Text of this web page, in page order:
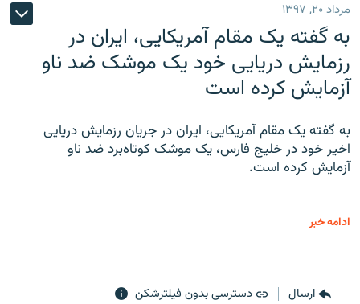
مرداد ۲۰, ۱۳۹۷
به گفته یک مقام آمریکایی، ایران در
رزمایش دریایی خود یک موشک ضد ناو
آزمایش کرده است
به گفته یک مقام آمریکایی، ایران در جریان رزمایش دریایی
اخیر خود در خلیج فارس، یک موشک کوتاه‌برد ضد ناو
آزمایش کرده است.
ادامه خبر
ارسال دسترسی بدون فیلترشکن